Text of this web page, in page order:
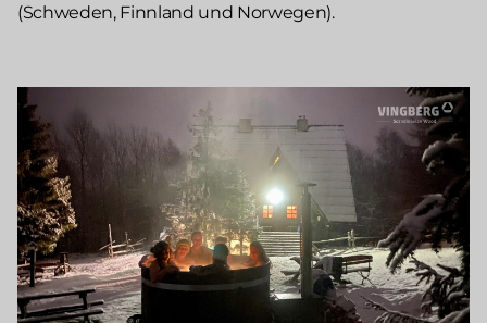
(Schweden, Finnland und Norwegen).